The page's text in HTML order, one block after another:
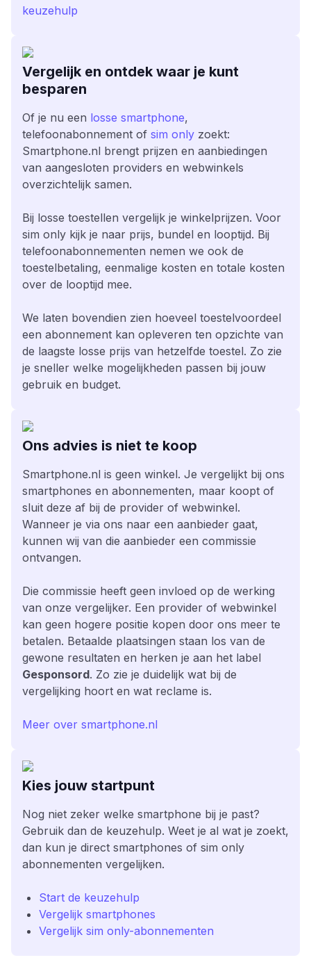
keuzehulp
Vergelijk en ontdek waar je kunt
besparen
Of je nu een losse smartphone,
telefoonabonnement of sim only zoekt:
Smartphone.nl brengt prijzen en aanbiedingen
van aangesloten providers en webwinkels
overzichtelijk samen.
Bij losse toestellen vergelijk je winkelprijzen. Voor
sim only kijk je naar prijs, bundel en looptijd. Bij
telefoonabonnementen nemen we ook de
toestelbetaling, eenmalige kosten en totale kosten
over de looptijd mee.
We laten bovendien zien hoeveel toestelvoordeel
een abonnement kan opleveren ten opzichte van
de laagste losse prijs van hetzelfde toestel. Zo zie
je sneller welke mogelijkheden passen bij jouw
gebruik en budget.
Ons advies is niet te koop
Smartphone.nl is geen winkel. Je vergelijkt bij ons
smartphones en abonnementen, maar koopt of
sluit deze af bij de provider of webwinkel.
Wanneer je via ons naar een aanbieder gaat,
kunnen wij van die aanbieder een commissie
ontvangen.
Die commissie heeft geen invloed op de werking
van onze vergelijker. Een provider of webwinkel
kan geen hogere positie kopen door ons meer te
betalen. Betaalde plaatsingen staan los van de
gewone resultaten en herken je aan het label
Gesponsord. Zo zie je duidelijk wat bij de
vergelijking hoort en wat reclame is.
Meer over smartphone.nl
Kies jouw startpunt
Nog niet zeker welke smartphone bij je past?
Gebruik dan de keuzehulp. Weet je al wat je zoekt,
dan kun je direct smartphones of sim only
abonnementen vergelijken.
Start de keuzehulp
Vergelijk smartphones
Vergelijk sim only-abonnementen